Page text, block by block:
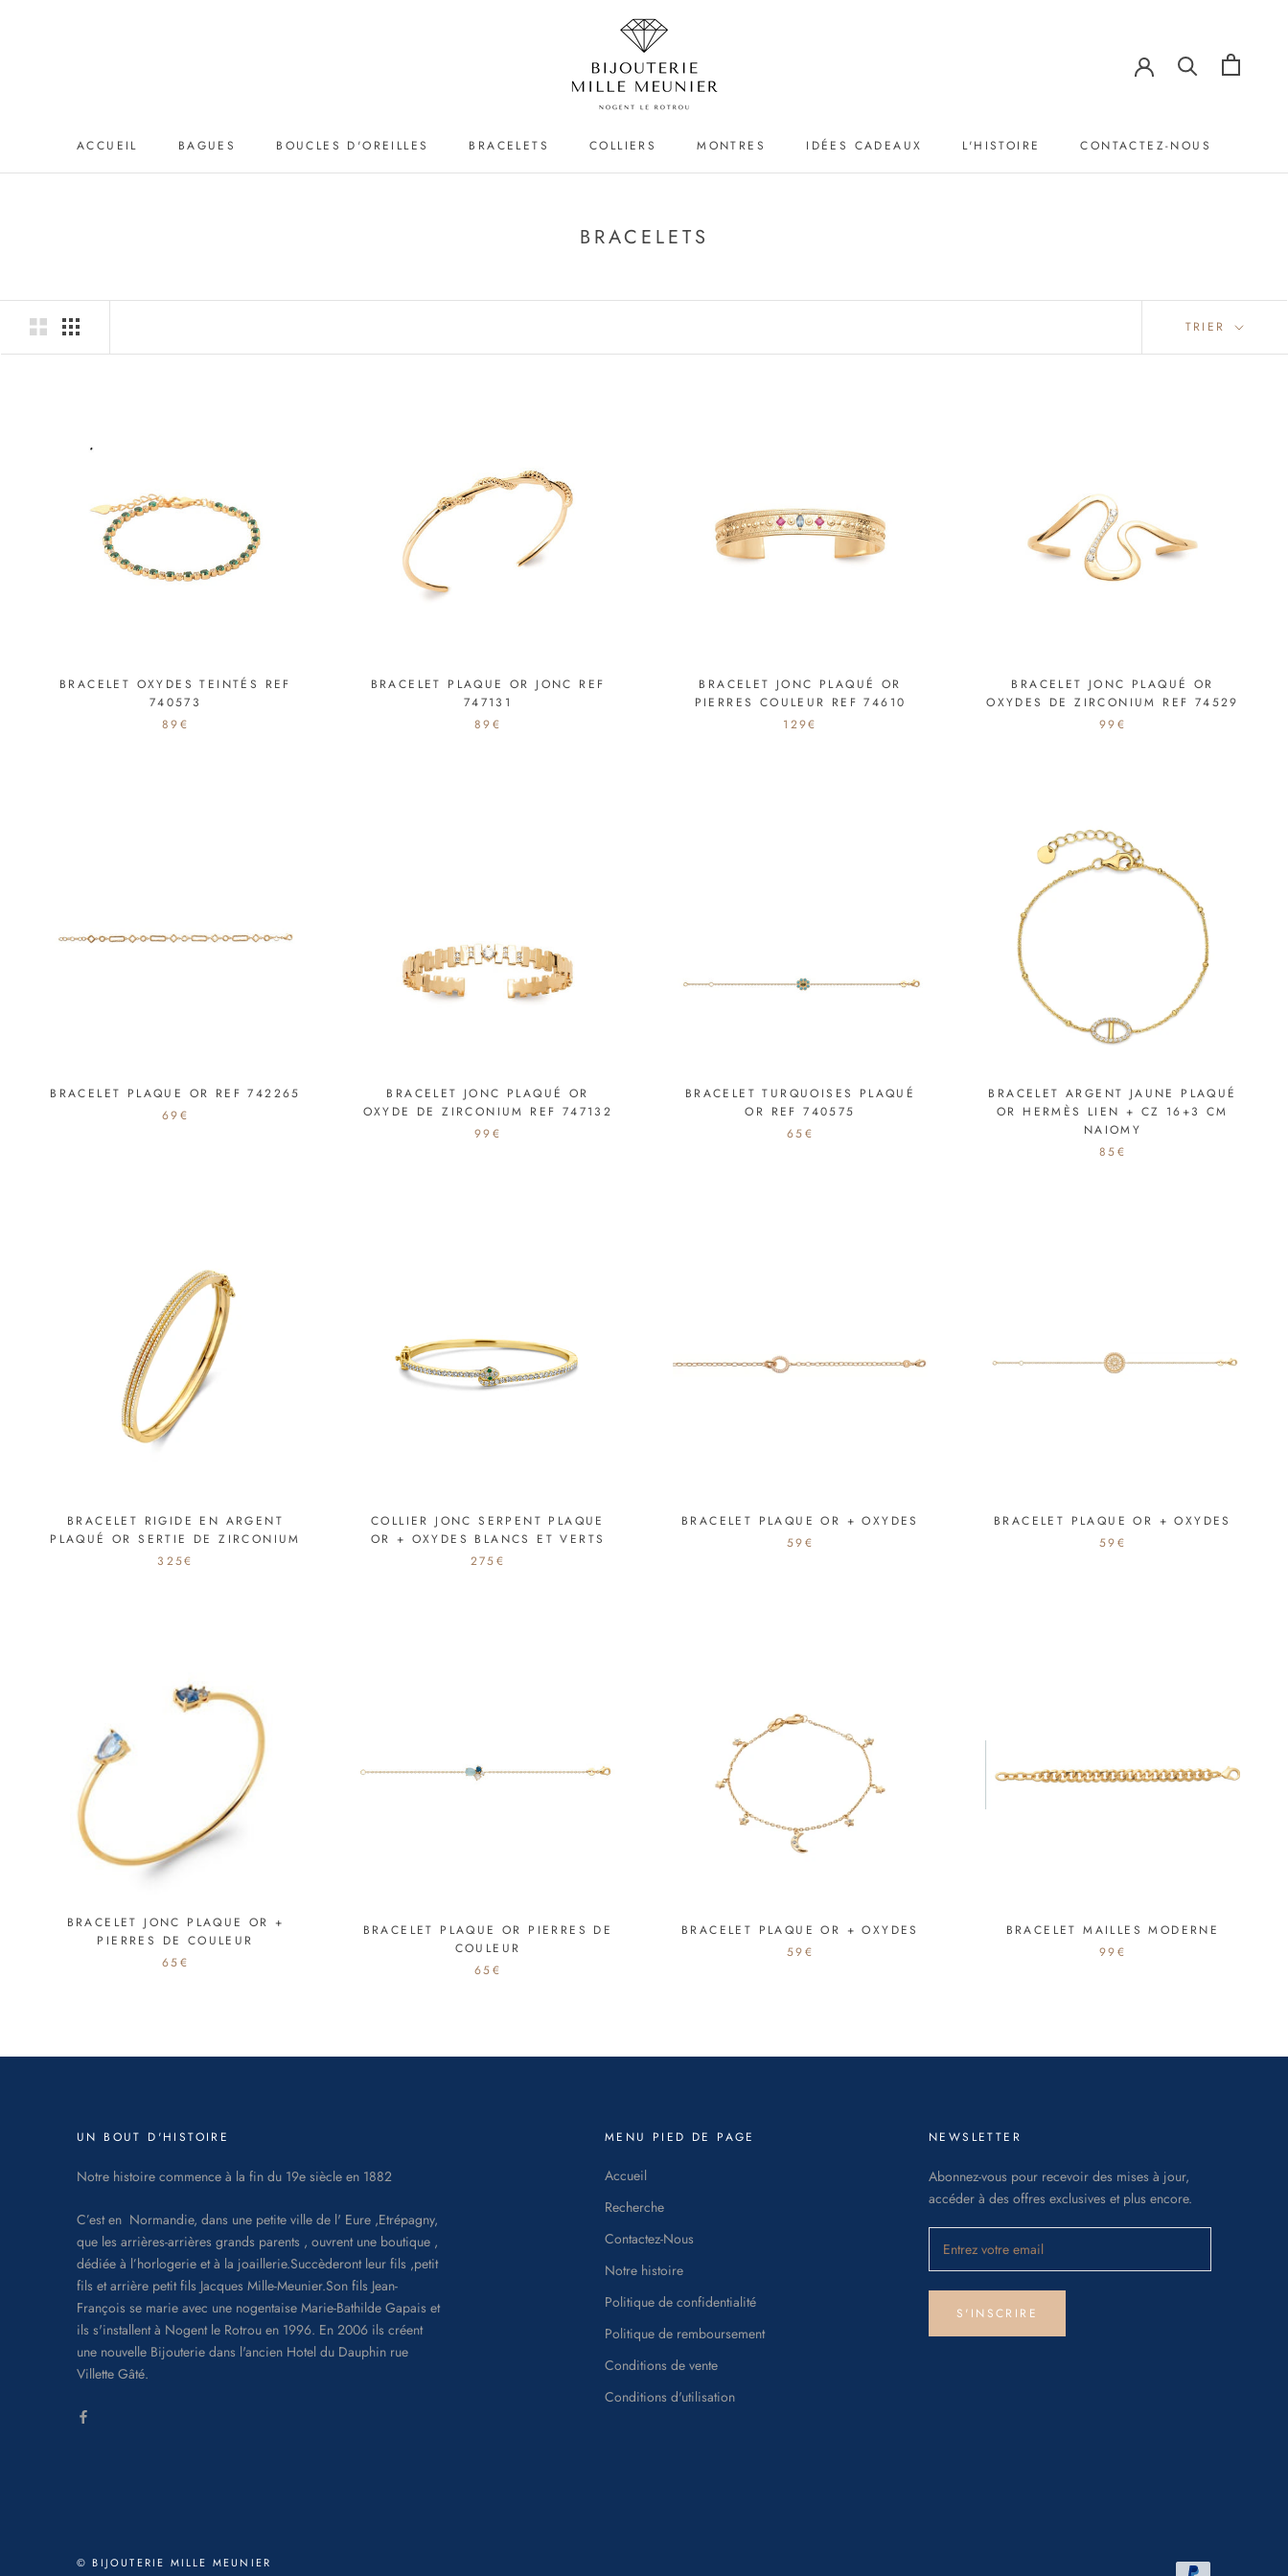
ACCUEIL
BAGUES BOUCLES D'OREILLES BRACELETS COLLIERS MONTRES IDÉES CADEAUX
L'HISTOIRE
CONTACTEZ-NOUS
BRACELETS
TRIER
BRACELET OXYDES TEINTÉS REF
740573
89€
BRACELET PLAQUE OR JONC REF
747131
89€
BRACELET JONC PLAQUÉ OR
PIERRES COULEUR REF 74610
129€
BRACELET JONC PLAQUÉ OR
OXYDES DE ZIRCONIUM REF 74529
99€
BRACELET PLAQUE OR REF 742265
69€
BRACELET JONC PLAQUÉ OR
OXYDE DE ZIRCONIUM REF 747132
99€
BRACELET TURQUOISES PLAQUÉ
OR REF 740575
65€
BRACELET ARGENT JAUNE PLAQUÉ
OR HERMÈS LIEN + CZ 16+3 CM
NAIOMY
85€
BRACELET RIGIDE EN ARGENT
PLAQUÉ OR SERTIE DE ZIRCONIUM
325€
COLLIER JONC SERPENT PLAQUE
OR + OXYDES BLANCS ET VERTS
275€
BRACELET PLAQUE OR + OXYDES
59€
BRACELET PLAQUE OR + OXYDES
59€
BRACELET JONC PLAQUE OR +
PIERRES DE COULEUR
65€
BRACELET PLAQUE OR PIERRES DE
COULEUR
65€
BRACELET PLAQUE OR + OXYDES
59€
BRACELET MAILLES MODERNE
99€
UN BOUT D'HISTOIRE
Notre histoire commence à la fin du 19e siècle en 1882
C’est en Normandie, dans une petite ville de l' Eure ,Etrépagny,
que les arrières-arrières grands parents , ouvrent une boutique ,
dédiée à l’horlogerie et à la joaillerie.Succèderont leur fils ,petit
fils et arrière petit fils Jacques Mille-Meunier.Son fils Jean-
François se marie avec une nogentaise Marie-Bathilde Gapais et
ils s'installent à Nogent le Rotrou en 1996. En 2006 ils créent
une nouvelle Bijouterie dans l'ancien Hotel du Dauphin rue
Villette Gâté.
MENU PIED DE PAGE
Accueil
Recherche
Contactez-Nous
Notre histoire
Politique de confidentialité
Politique de remboursement
Conditions de vente
Conditions d'utilisation
NEWSLETTER
Abonnez-vous pour recevoir des mises à jour,
accéder à des offres exclusives et plus encore.
S'INSCRIRE
© BIJOUTERIE MILLE MEUNIER